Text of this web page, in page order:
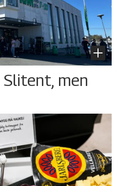
men